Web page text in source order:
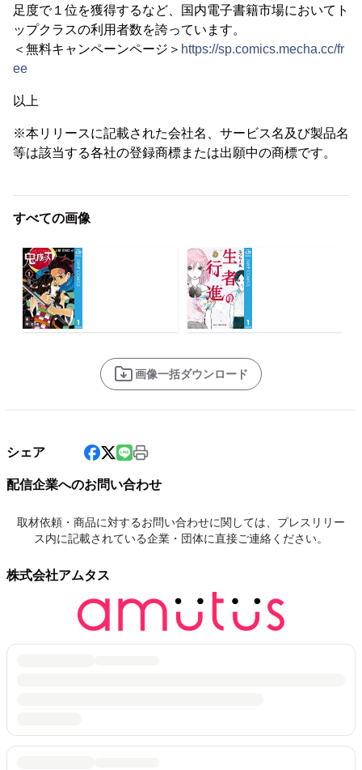
足度で１位を獲得するなど、国内電子書籍市場においてト
ップクラスの利用者数を誇っています。
＜無料キャンペーンページ＞ https://sp.comics.mecha.cc/fr
ee
以上
※本リリースに記載された会社名、サービス名及び製品名
等は該当する各社の登録商標または出願中の商標です。
すべての画像
画像一括ダウンロード
シェア
配信企業へのお問い合わせ
取材依頼・商品に対するお問い合わせに関しては、プレスリリー
ス内に記載されている企業・団体に直接ご連絡ください。
株式会社アムタス